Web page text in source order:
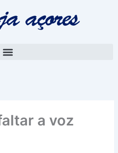
a voz